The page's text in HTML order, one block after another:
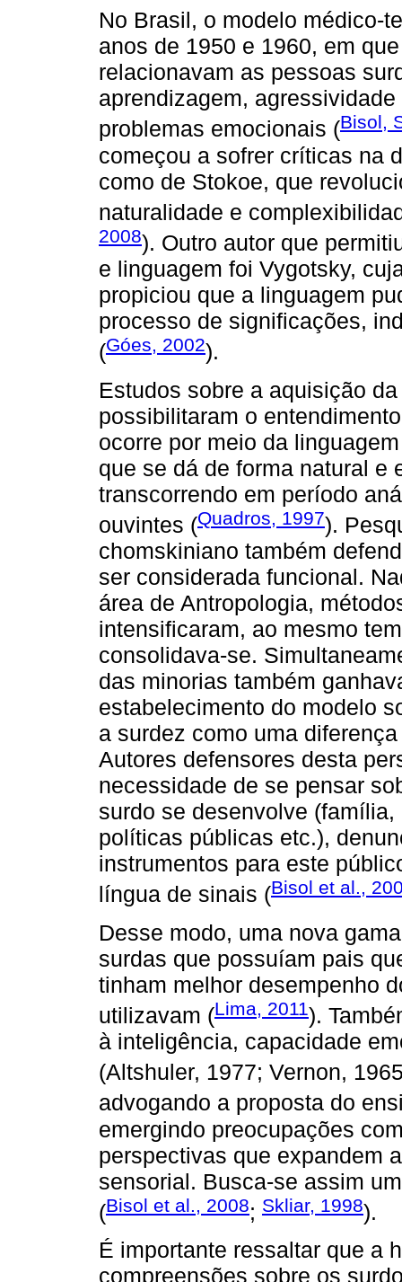
No Brasil, o modelo médico-
anos de 1950 e 1960, em
relacionavam as pessoas
aprendizagem,
problemas emocionais (Bisol,
começou a sofrer críticas na
como de Stokoe, que
naturalidade e
2008). Outro autor que
e linguagem foi Vygotsky,
propiciou que a linguagem
processo de significações,
(Góes, 2002).
Estudos sobre a aquisição
possibilitaram o
ocorre por meio da
que se dá de forma natural e
transcorrendo em período
ouvintes (Quadros, 1997).
chomskiniano também
ser considerada funcional.
área de Antropologia,
intensificaram, ao mesmo
consolidava-se.
das minorias também
estabelecimento do modelo
a surdez como uma
Autores defensores desta
necessidade de se pensar
surdo se desenvolve
políticas públicas etc.),
instrumentos para este
língua de sinais (Bisol et al.,
Desse modo, uma nova
surdas que possuíam pais
tinham melhor desempenho
utilizavam (Lima, 2011).
à inteligência, capacidade
(Altshuler, 1977; Vernon,
advogando a proposta do
emergindo preocupações
perspectivas que expandem
sensorial. Busca-se assim
(Bisol et al., 2008; Skliar, 1998).
É importante ressaltar que a
compreensões sobre os